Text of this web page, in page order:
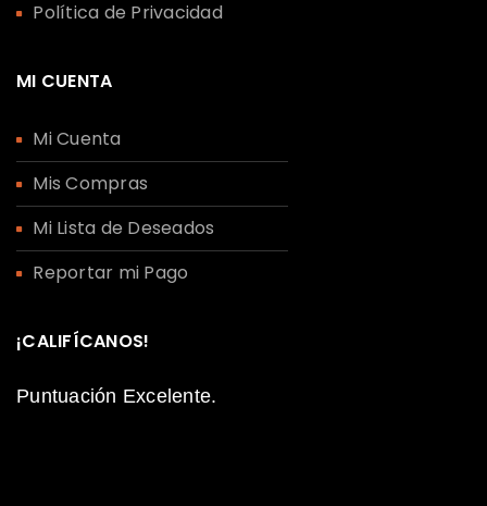
Política de Privacidad
MI CUENTA
Mi Cuenta
Mis Compras
Mi Lista de Deseados
Reportar mi Pago
¡CALIFÍCANOS!
Puntuación Excelente.